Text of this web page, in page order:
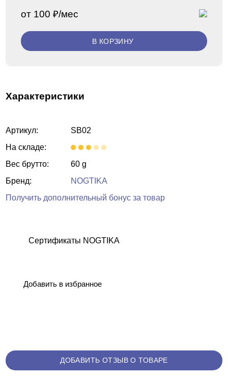
от 100 ₽/мес
В КОРЗИНУ
Характеристики
Артикул:
SB02
На складе:
Вес брутто:
60 g
Бренд:
NOGTIKA
Получить дополнительный бонус за товар
Сертификаты NOGTIKA
Добавить в избранное
ДОБАВИТЬ ОТЗЫВ О ТОВАРЕ